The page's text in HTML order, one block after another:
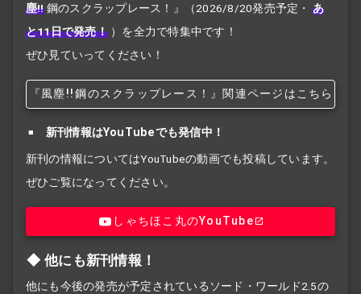
塵!! 鋼のスクラップレース！』 （2026/8/20発売予定・ あ
と11日で発売！ ）を全力で特集中です！
ぜひ見ていってください！
『風塵!! 鋼のスクラップレース！』関連ページはこちら
新刊情報はYouTubeでも発信中！
新刊の情報についてはYouTubeの動画でも投稿しています。
ぜひご覧になってください。
しゃちほこ丸のYouTube
他にも新刊情報！
他にも今後の発売が予定されているソード・ワールド2.5の